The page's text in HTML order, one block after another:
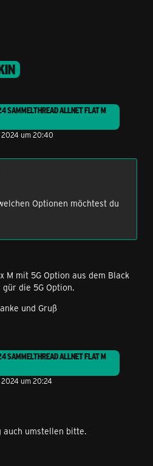
SAMMELTHREAD ALLNET FLAT M
2024 um 20:40
Optionen möchtest du
M mit 5G Option aus dem Black
die 5G Option.
und Gruß
SAMMELTHREAD ALLNET FLAT M
um 20:24
umstellen bitte.